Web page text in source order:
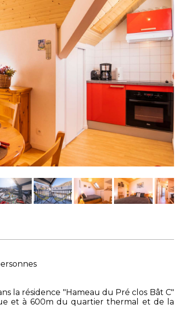
la résidence "Hameau du Pré clos Bât C"
et à 600m du quartier thermal et de la